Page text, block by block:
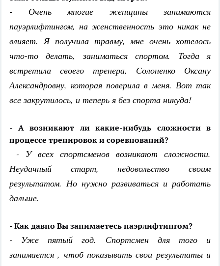
- Очень многие женщины занимаются
пауэрлифтингом, на женственность это никак не
влияет. Я получила травму, мне очень хотелось
что-то делать, заниматься спортом. Тогда я
встретила своего тренера, Солоненко Оксану
Александровну, которая поверила в меня. Вот так
все закрутилось, и теперь я без спорта никуда!
- А возникают ли какие-нибудь сложности в
процессе тренировок и соревнований?
- У всех спортсменов возникают сложности.
Неудачный старт, недовольство своим
результатом. Но нужно развиваться и работать
дальше.
- Как давно Вы занимаетесь паэрлифтингом?
- Уже пятый год. Спортсмен для того и
занимается , чтоб показывать свои результаты и